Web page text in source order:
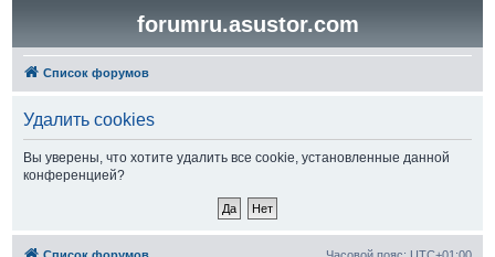
forumru.asustor.com
Список форумов
Удалить cookies
Вы уверены, что хотите удалить все cookie, установленные данной
конференцией?